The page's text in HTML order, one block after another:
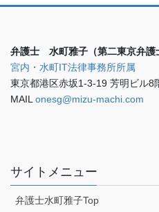
弁護士 水町雅子（第二東京弁護
宮内・水町IT法律事務所所属
東京都港区赤坂1-3-19 芳明ビル8
MAIL onesg@mizu-machi.com
サイトメニュー
弁護士水町雅子Top